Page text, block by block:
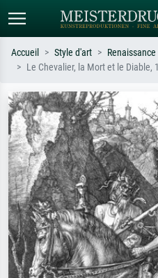
Recherchez par artiste, titre ou style –
ex. Monet, Nuit étoilée,
impressionnisme, vague de Hokusai,
nu.
Accueil Style d'art Renaissance
Le Chevalier, la Mort et le Diable,